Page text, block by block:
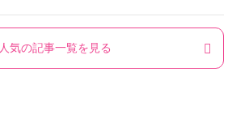
人気の記事一覧を見る